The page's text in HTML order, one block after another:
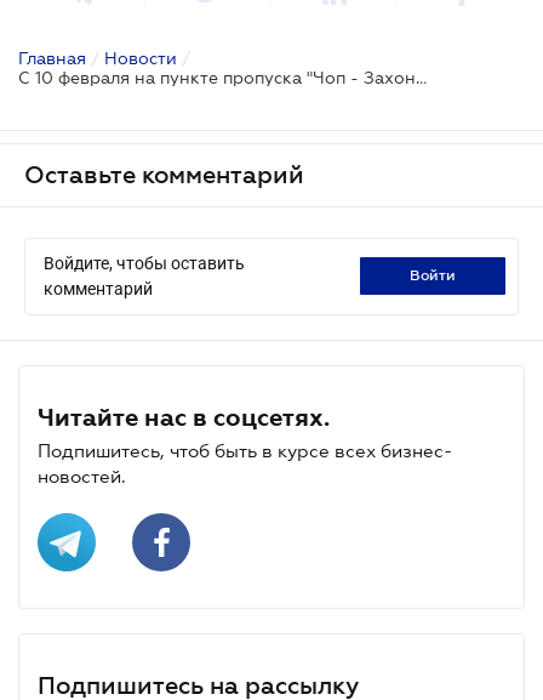
Главная / Новости /
С 10 февраля на пункте пропуска "Чоп - Захонь" заработает еОчередь для пассажирских перевозчиков
Оставьте комментарий
Войдите, чтобы оставить
комментарий
войти
Читайте нас в соцсетях.
Подпишитесь, чтоб быть в курсе всех бизнес-
новостей.
Подпишитесь на рассылку